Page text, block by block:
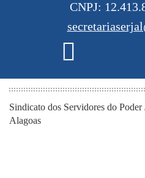
CNPJ:
Sindicato dos Servidores do
Alagoas